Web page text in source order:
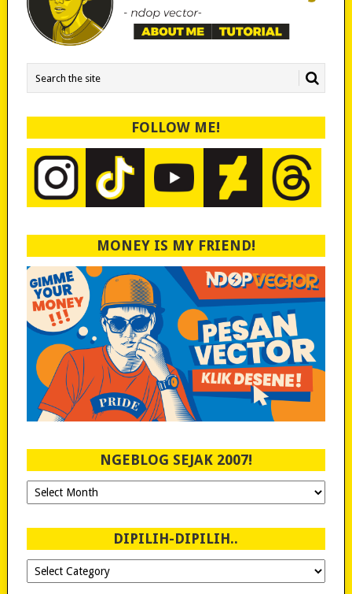
FOLLOW ME!
MONEY IS MY FRIEND!
NGEBLOG SEJAK 2007!
Ngeblog
Sejak
DIPILIH-DIPILIH..
Dipilih-
dipilih..